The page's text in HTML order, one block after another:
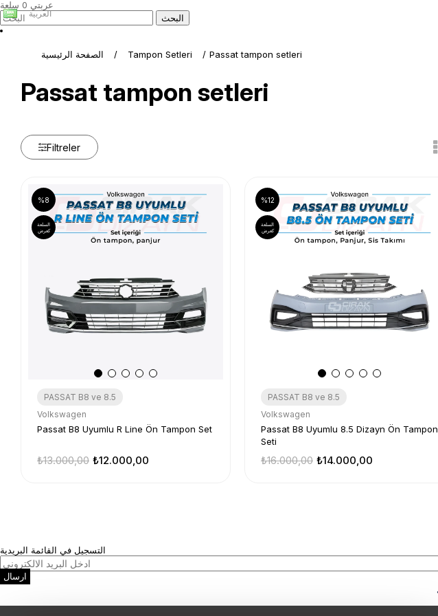
العربية
عربتي 0 سلعة
الصفحة الرئيسية Tampon Setleri Passat tampon setleri
Passat tampon setleri
Filtreler
PASSAT B8 ve 8.5
Volkswagen
Passat B8 Uyumlu R Line Ön Tampon Set
₺12.000,00
₺13.000,00
%8
السلعة
كعرض
PASSAT B8 ve 8.5
Volkswagen
Passat B8 Uyumlu 8.5 Dizayn Ön Tampon
Seti
₺14.000,00
₺16.000,00
%12
السلعة
كعرض
التسجيل في القائمة البريدية
ارسال